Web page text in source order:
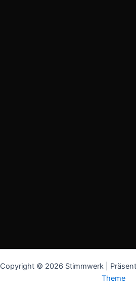
Copyright © 2026 Stimmwerk |
Theme